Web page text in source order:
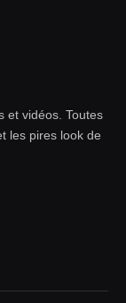
et vidéos. Toutes
les pires look de